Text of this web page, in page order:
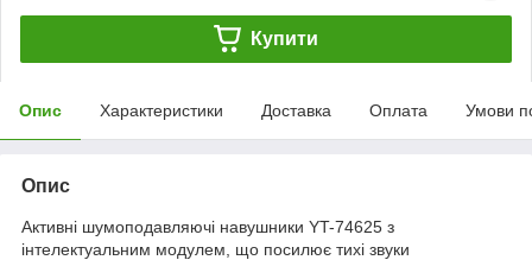
Купити
Опис Характеристики Доставка Оплата Умови
Опис
Активні шумоподавляючі навушники YT-74625 з
інтелектуальним модулем, що посилює тихі звуки